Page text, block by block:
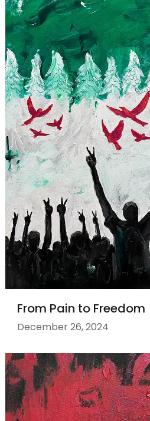
From Pain to Freedom
December 26, 2024